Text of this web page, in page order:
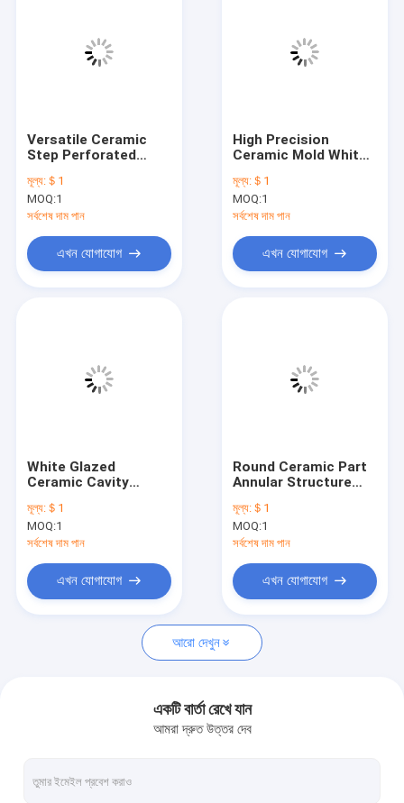
আমাদের সাথে যোগাযোগ
অপটিক্যাল কোয়ার্টজ গ্লাস
Versatile Ceramic
Step Perforated
Customized
মূল্য:＄1
MOQ:1
সর্বশেষ দাম পান
এখন যোগাযোগ
High Precision
Ceramic Mold White
Customized Designs
মূল্য: ＄1
MOQ:1
সর্বশেষ দাম পান
এখন যোগাযোগ
White Glazed
Ceramic Cavity
Ceramics Production
মূল্য:＄1
MOQ:1
সর্বশেষ দাম পান
এখন যোগাযোগ
Round Ceramic Part
Annular Structure
Performance
মূল্য: ＄1
MOQ:1
সর্বশেষ দাম পান
এখন যোগাযোগ
আরো দেখুন
একটি বার্তা রেখে যান
আমরা দ্রুত উত্তর দেব